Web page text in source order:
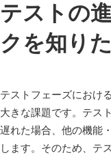
テストの
クを知り
テストフェーズにおけ
大きな課題です。テス
遅れた場合、他の機能
します。そのため、テ